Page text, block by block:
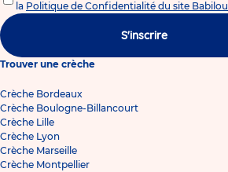
la Politique de Confidentialité du site Babilou
S'inscrire
Trouver une crèche
Crèche Bordeaux
Crèche Boulogne-Billancourt
Crèche Lille
Crèche Lyon
Crèche Marseille
Crèche Montpellier